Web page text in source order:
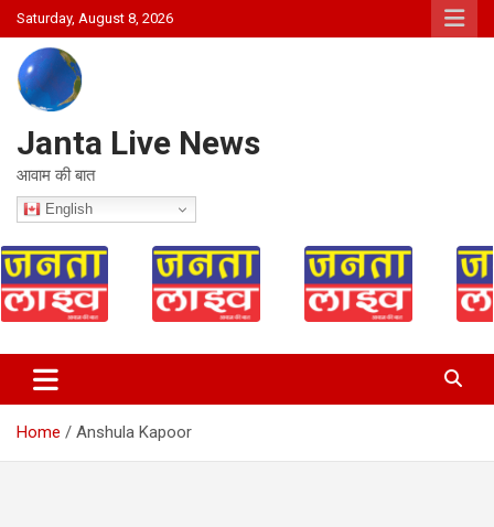
Skip
to
content
Saturday, August 8, 2026
Janta Live News
आवाम की बात
English
Home Anshula Kapoor